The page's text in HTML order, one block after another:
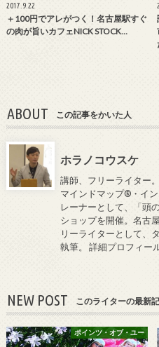
2017.9.22
＋100円でアレがつく！名古屋駅すぐ
の肉が旨いカフェNICK STOCK…
ABOUT この記事をかいた人
ホラノコウスケ
講師、フリーライター
マインドマップ®・イ
レーナーとして、「頭
ショップを開催。名古
リーライターとして、
執筆。詳細プロフィー
NEW POST このライターの最新
ポインツ・オブ・ユー